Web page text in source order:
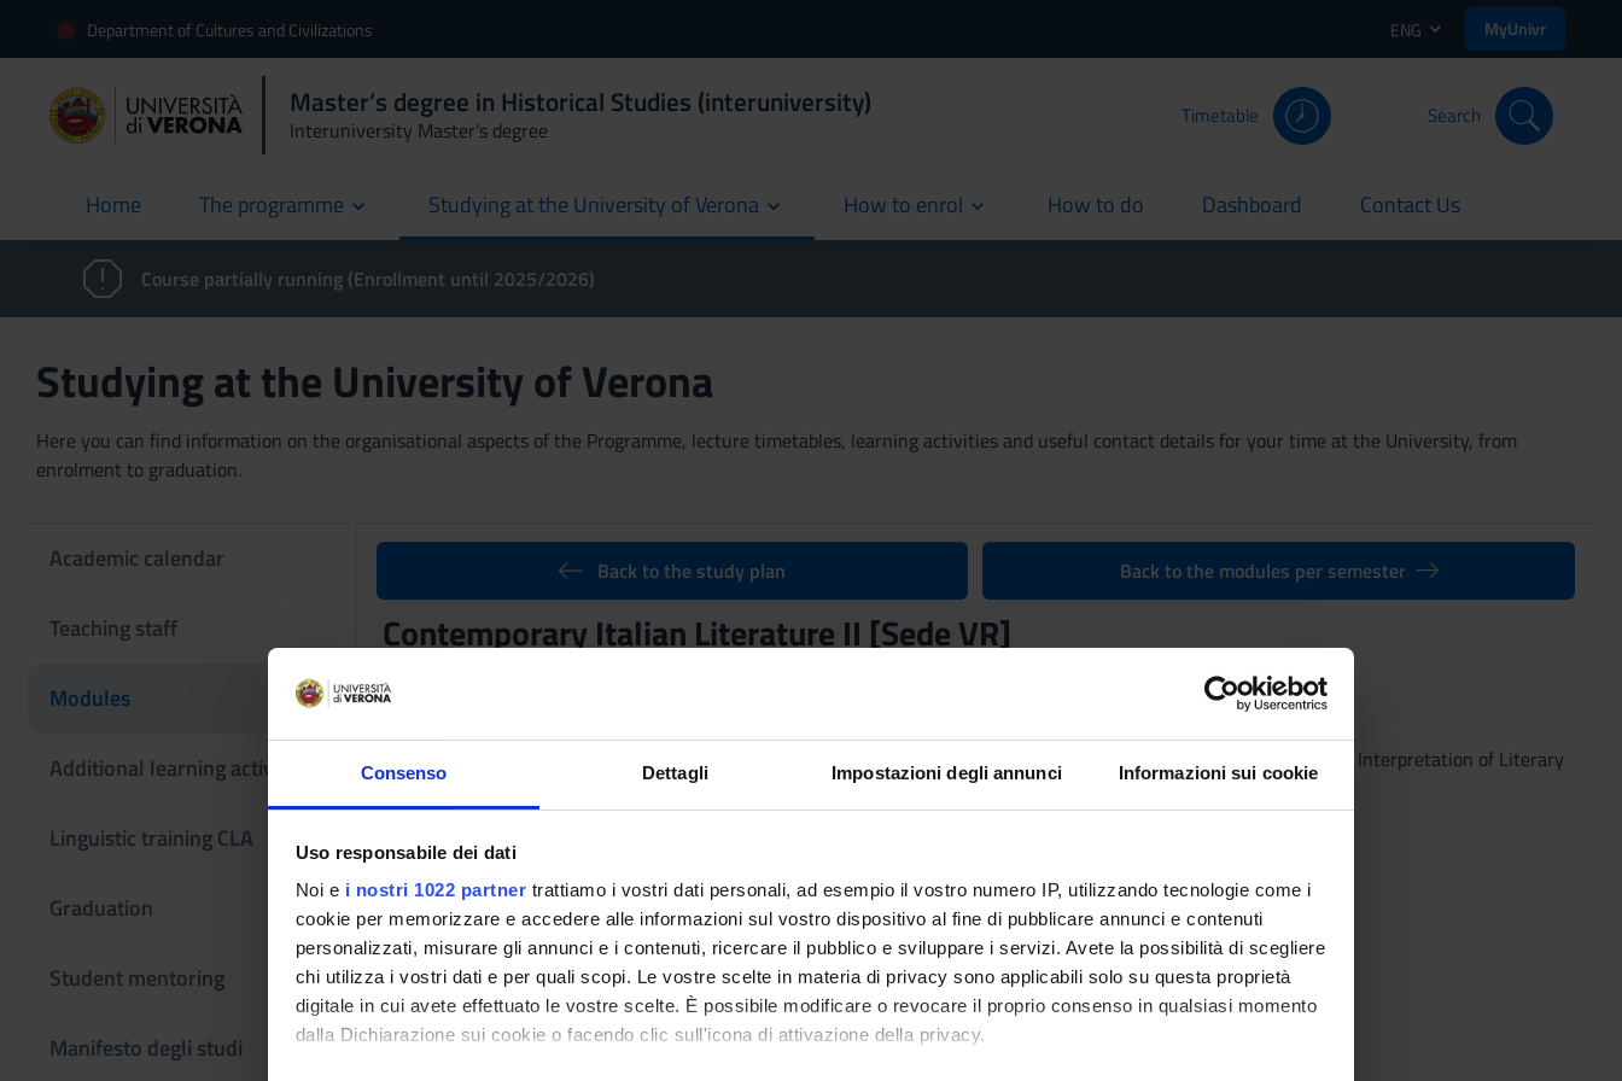
Consenso Dettagli Impostazioni degli annunci Informazioni sui cookie
Uso responsabile dei dati
Noi e i nostri 1022 partner trattiamo i vostri dati personali, ad esempio il vostro numero IP, utilizzando tecnologie come i
cookie per memorizzare e accedere alle informazioni sul vostro dispositivo al fine di pubblicare annunci e contenuti
personalizzati, misurare gli annunci e i contenuti, ricercare il pubblico e sviluppare i servizi. Avete la possibilità di scegliere
chi utilizza i vostri dati e per quali scopi. Le vostre scelte in materia di privacy sono applicabili solo su questa proprietà
digitale in cui avete effettuato le vostre scelte. È possibile modificare o revocare il proprio consenso in qualsiasi momento
dalla Dichiarazione sui cookie o facendo clic sull'icona di attivazione della privacy.
Department of Cultures and Civilizations ENG MyUnivr
Master’s degree in Historical Studies (interuniversity)
Interuniversity Master's degree
Timetable Search
Home
current The programme Studying at the University of Verona How to enrol How to do
current Dashboard
current Contact Us
current
Course partially running (Enrollment until 2025/2026)
Studying at the University of Verona
Here you can find information on the organisational aspects of the Programme, lecture timetables, learning activities and useful contact details for your time at the University, from
enrolment to graduation.
Academic calendar
Teaching staff
Modules
Additional learning activities
Linguistic training CLA
Graduation
Student mentoring
Manifesto degli studi
Back to the study plan Back to the modules per semester
Contemporary Italian Literature II [Sede VR]
Teaching code
4S001214
Modern and Contemporary Italian Literature (m)
(2015/2016) - Master’s degree in Tradition and Interpretation of Literary
Texts